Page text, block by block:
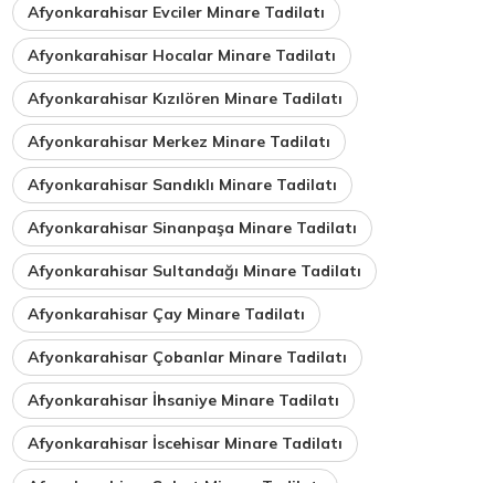
Afyonkarahisar Evciler Minare Tadilatı
Afyonkarahisar Hocalar Minare Tadilatı
Afyonkarahisar Kızılören Minare Tadilatı
Afyonkarahisar Merkez Minare Tadilatı
Afyonkarahisar Sandıklı Minare Tadilatı
Afyonkarahisar Sinanpaşa Minare Tadilatı
Afyonkarahisar Sultandağı Minare Tadilatı
Afyonkarahisar Çay Minare Tadilatı
Afyonkarahisar Çobanlar Minare Tadilatı
Afyonkarahisar İhsaniye Minare Tadilatı
Afyonkarahisar İscehisar Minare Tadilatı